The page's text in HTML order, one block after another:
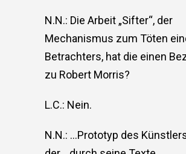
N.N.: Die Arbeit „Sifter“, der
Mechanismus zum Töten
Betrachters, hat die einen
zu Robert Morris?
L.C.: Nein.
N.N.: …Prototyp des